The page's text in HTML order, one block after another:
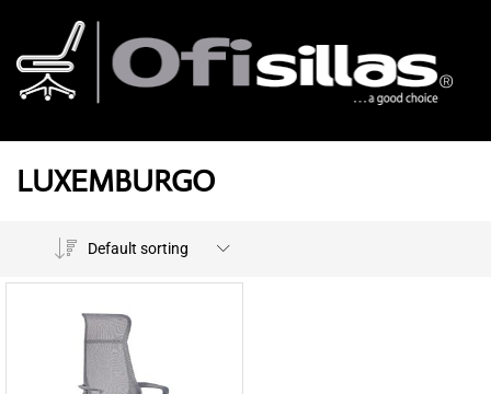
LUXEMBURGO
Default sorting